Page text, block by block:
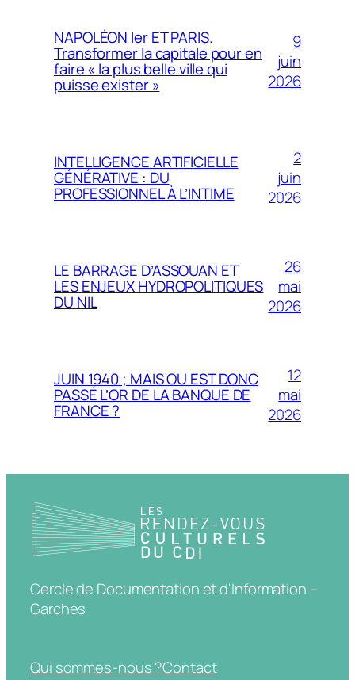
NAPOLÉON Ier ET PARIS.
Transformer la capitale pour en
faire « la plus belle ville qui
puisse exister »
9
juin
2026
INTELLIGENCE ARTIFICIELLE
GÉNÉRATIVE : DU
PROFESSIONNEL À L’INTIME
2
juin
2026
LE BARRAGE D’ASSOUAN ET
LES ENJEUX HYDROPOLITIQUES
DU NIL
26
mai
2026
JUIN 1940 ; MAIS OU EST DONC
PASSÉ L’OR DE LA BANQUE DE
FRANCE ?
12
mai
2026
Cercle de Documentation et d'Information –
Garches
Qui sommes-nous ?Contact